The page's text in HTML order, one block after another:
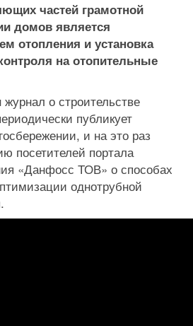
частей грамотной
домов является
отопления и установка
на отопительные
о строительстве
публикует
и на это раз
посетителей портала
«Данфосс ТОВ» о способах
однотрубной